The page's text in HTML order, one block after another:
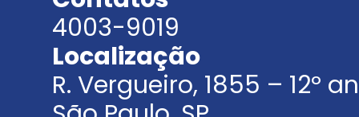
4003-9019
Localização
R. Vergueiro, 1855 – 12º